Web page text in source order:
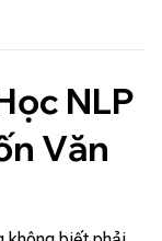
NLP
Văn